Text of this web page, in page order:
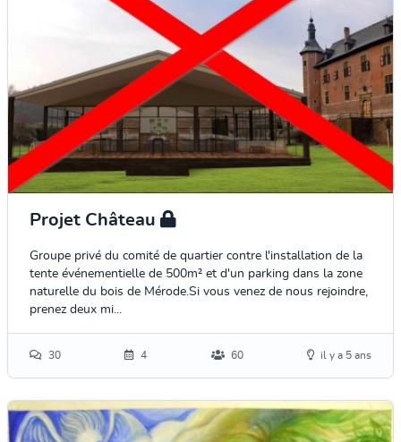
Projet Château
Groupe privé du comité de quartier contre l'installation de la
tente événementielle de 500m² et d'un parking dans la zone
naturelle du bois de Mérode.Si vous venez de nous rejoindre,
prenez deux mi...
30 4 60 il y a 5 ans